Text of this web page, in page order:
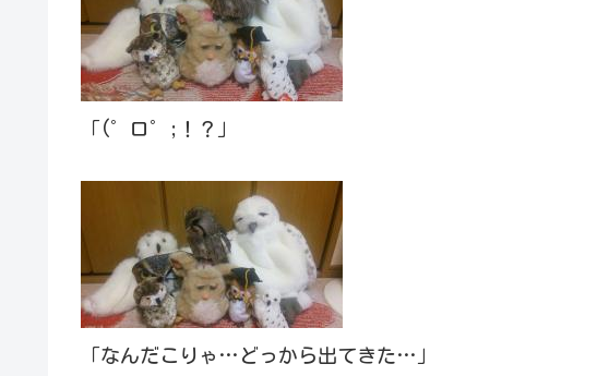
「(゜ロ゜;！？」
「なんだこりゃ…どっから出てきた…」